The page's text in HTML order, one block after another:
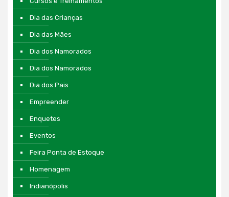
Dia das Crianças
Dia das Mães
Dia dos Namorados
Dia dos Namorados
Dia dos Pais
Empreender
Enquetes
Eventos
Feira Ponta de Estoque
Homenagem
Indianópolis